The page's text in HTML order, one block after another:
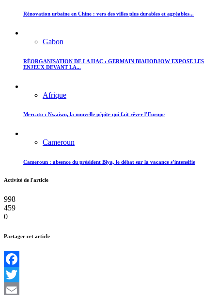
Rénovation urbaine en Chine : vers des villes plus durables et agréables...
Gabon
RÉORGANISATION DE LA HAC : GERMAIN BIAHODJOW EXPOSE LES
ENJEUX DEVANT LA...
Afrique
Mercato : Nwaiwu, la nouvelle pépite qui fait rêver l’Europe
Cameroun
Cameroun : absence du président Biya, le débat sur la vacance s’intensifie
Activité de l'article
998
459
0
Partager cet article
Facebook
Twitter